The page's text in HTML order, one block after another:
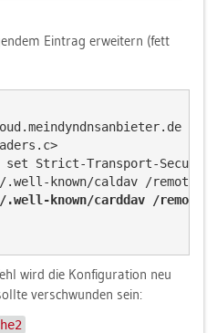
Ein­trag er­wei­tern (fett
set Strict-Transport-
.well-known/caldav /
known/carddav /
wird die Kon­fi­gu­ra­ti­on neu
ver­schwun­den sein: